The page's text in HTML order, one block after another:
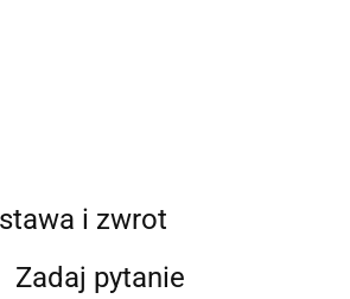
i zwrot
Zadaj pytanie